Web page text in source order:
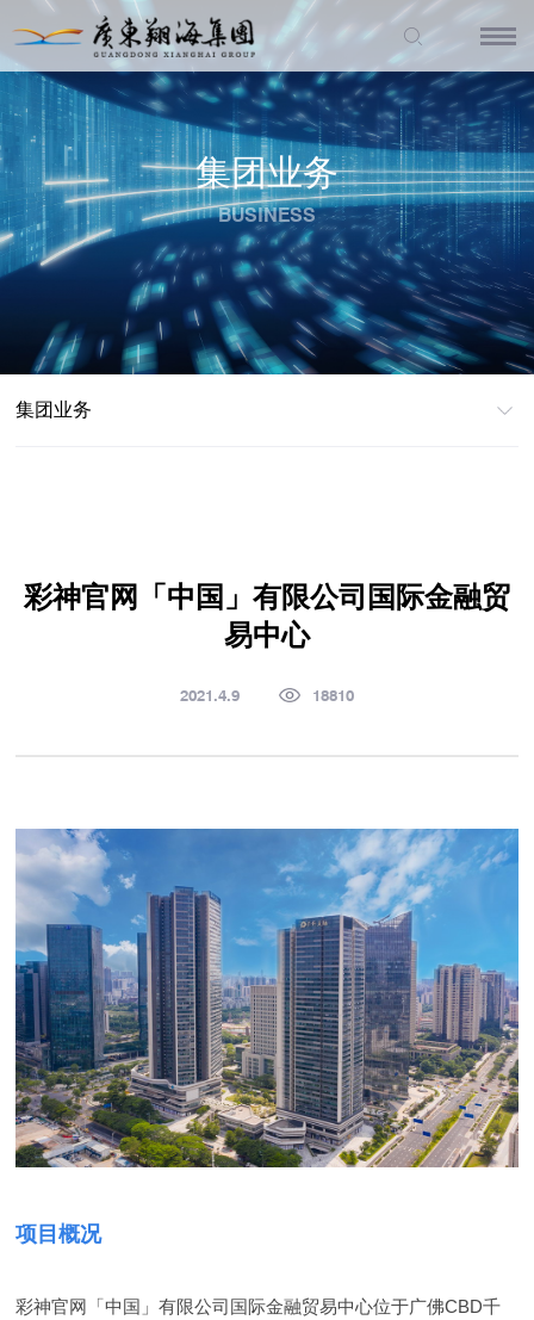
集团业务
BUSINESS
集团业务
彩神官网「中国」有限公司国际金融贸
易中心
2021.4.9 18810
项目概况
彩神官网「中国」有限公司国际金融贸易中心位于广佛CBD千